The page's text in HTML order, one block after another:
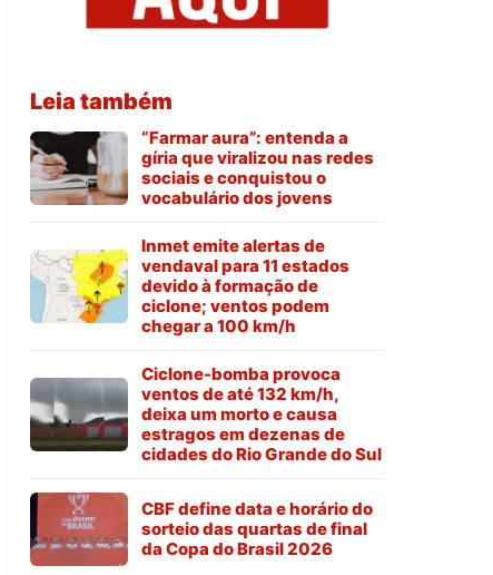
Leia também
“Farmar aura”: entenda a
gíria que viralizou nas redes
sociais e conquistou o
vocabulário dos jovens
Inmet emite alertas de
vendaval para 11 estados
devido à formação de
ciclone; ventos podem
chegar a 100 km/h
Ciclone-bomba provoca
ventos de até 132 km/h,
deixa um morto e causa
estragos em dezenas de
cidades do Rio Grande do Sul
CBF define data e horário do
sorteio das quartas de final
da Copa do Brasil 2026